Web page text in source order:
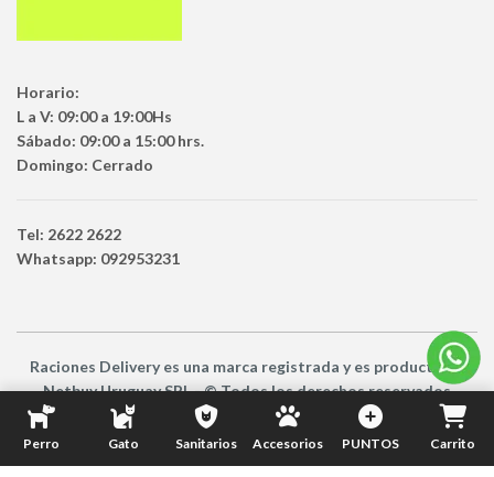
Horario:
L a V: 09:00 a 19:00Hs
Sábado: 09:00 a 15:00 hrs.
Domingo: Cerrado
Tel: 2622 2622
Whatsapp: 092953231
Raciones Deliveryes una marca registrada y es productode
Netbuy Uruguay SRL -© Todos los derechos reservados
Perro Gato Sanitarios Accesorios PUNTOS Carrito